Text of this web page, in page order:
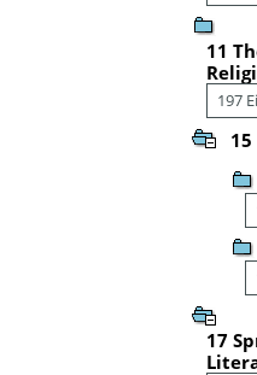
11
197
17